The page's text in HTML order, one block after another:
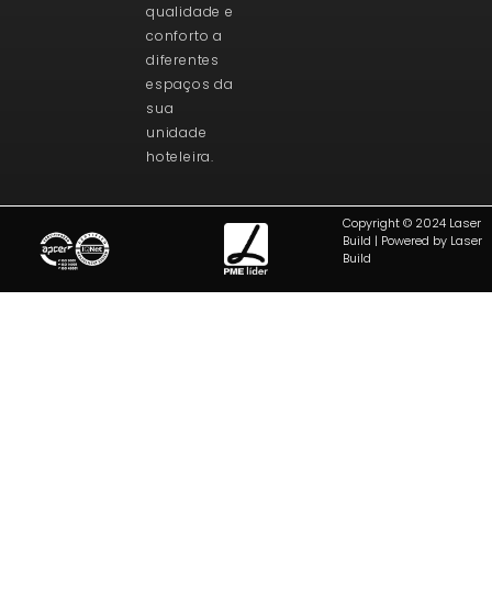
qualidade e
conforto a
diferentes
espaços da
sua
unidade
hoteleira.
Copyright © 2024 Laser
Build | Powered by Laser
Build